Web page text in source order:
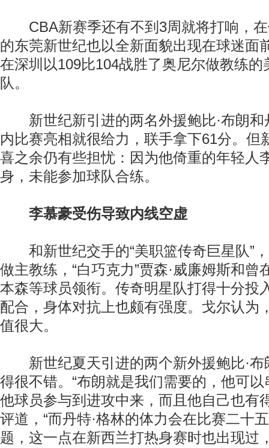
CBA新赛季还有不到3周就将打响，在
的东莞新世纪也以全新面貌出现在球迷
在深圳以109比104战胜了奥尼尔做教练的
队。
新世纪新引进的两名外援鲍比·布朗和
内比赛亮相就很给力，联手拿下61分。但
喜之余仍有些担忧：因为他倚重的年轻人
身，未能参加球队合练。
李慕豪受伤导致内线空虚
和新世纪交手的“美职篮传奇巨星队”，
做主教练，“白巧克力”贾森·威廉姆斯和曾
本森等球员领衔。传奇明星队打得十分投
配合，身体对抗上也颇有强度。戈尔认为
值很大。
新世纪夏天引进的两个新外援鲍比·布
得很不错。“布朗就是我们需要的，他可
他球员参与到进攻中来，而且他自己也有
评道，“而丹特·格林的体力会在比赛二十
题，这一点在新西兰打热身赛时也出现过